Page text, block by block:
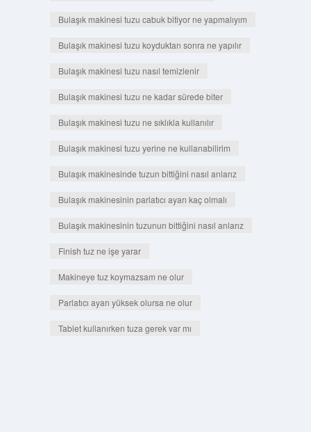
Bulaşık makinesi tuzu cabuk bitiyor ne yapmalıyım
Bulaşık makinesi tuzu koyduktan sonra ne yapılır
Bulaşık makinesi tuzu nasıl temizlenir
Bulaşık makinesi tuzu ne kadar sürede biter
Bulaşık makinesi tuzu ne sıklıkla kullanılır
Bulaşık makinesi tuzu yerine ne kullanabilirim
Bulaşık makinesinde tuzun bittiğini nasıl anlarız
Bulaşık makinesinin parlatıcı ayarı kaç olmalı
Bulaşık makinesinin tuzunun bittiğini nasıl anlarız
Finish tuz ne işe yarar
Makineye tuz koymazsam ne olur
Parlatıcı ayarı yüksek olursa ne olur
Tablet kullanırken tuza gerek var mı